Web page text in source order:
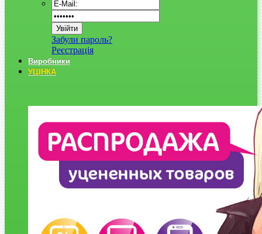
Забули пароль?
Реєстрація
Виробники
УЦІНКА